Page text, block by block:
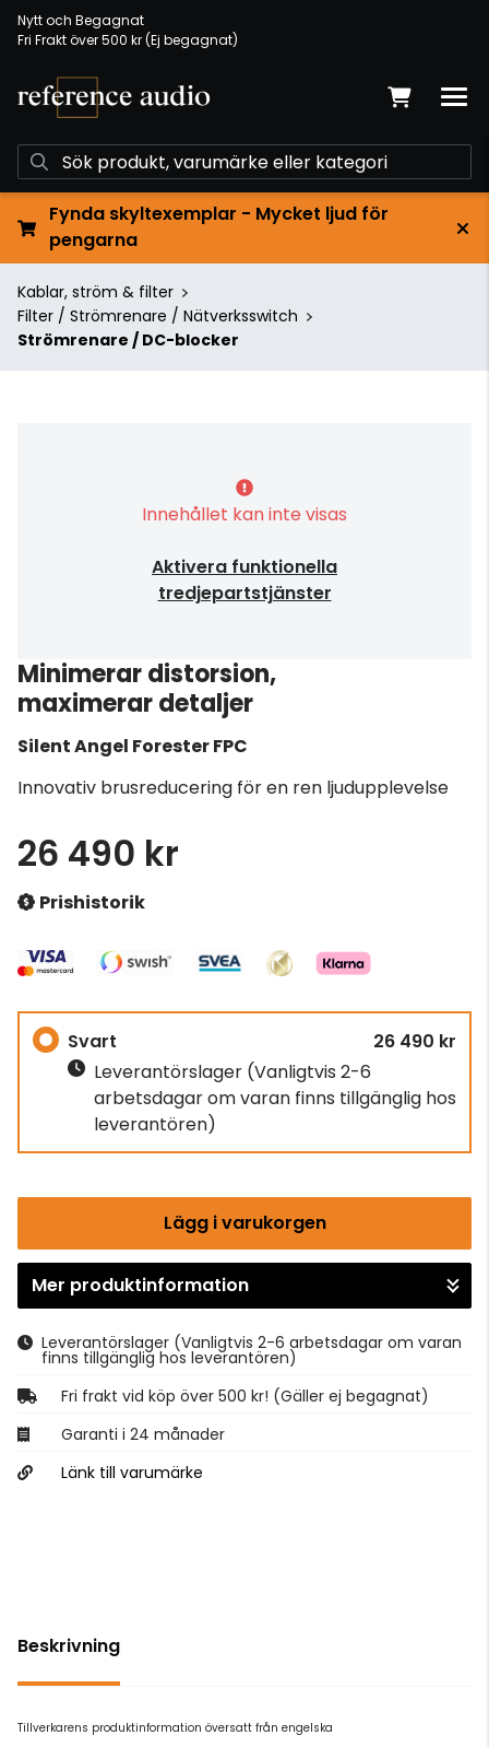
Nytt och Begagnat
Fri Frakt över 500 kr (Ej begagnat)
Fynda skyltexemplar - Mycket ljud för
pengarna
Kablar, ström & filter
Filter / Strömrenare / Nätverksswitch
Strömrenare / DC-blocker
Innehållet kan inte visas
Aktivera funktionella
tredjepartstjänster
Minimerar distorsion,
maximerar detaljer
Silent Angel Forester FPC
Innovativ brusreducering för en ren ljudupplevelse
26 490 kr
Prishistorik
Svart
26 490 kr
Leverantörslager (Vanligtvis 2-6
arbetsdagar om varan finns tillgänglig hos
leverantören)
Lägg i varukorgen
Gå till kassan
Mer produktinformation
Leverantörslager (Vanligtvis 2-6 arbetsdagar om varan
finns tillgänglig hos leverantören)
Fri frakt vid köp över 500 kr! (Gäller ej begagnat)
Garanti i 24 månader
Länk till varumärke
Beskrivning
Tillverkarens produktinformation översatt från engelska